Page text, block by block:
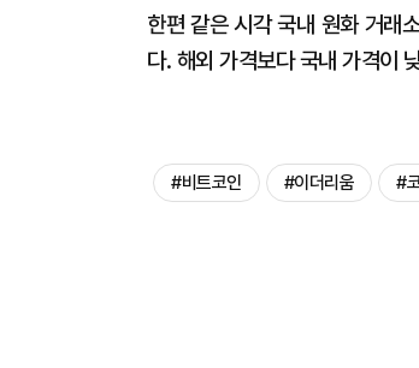
한편 같은 시각 국내 원화 거래
다. 해외 가격보다 국내 가격이
#비트코인 #이더리움 #